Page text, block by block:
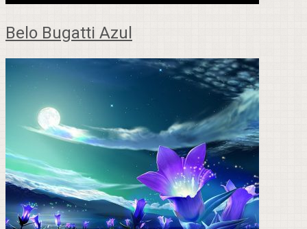
Belo Bugatti Azul